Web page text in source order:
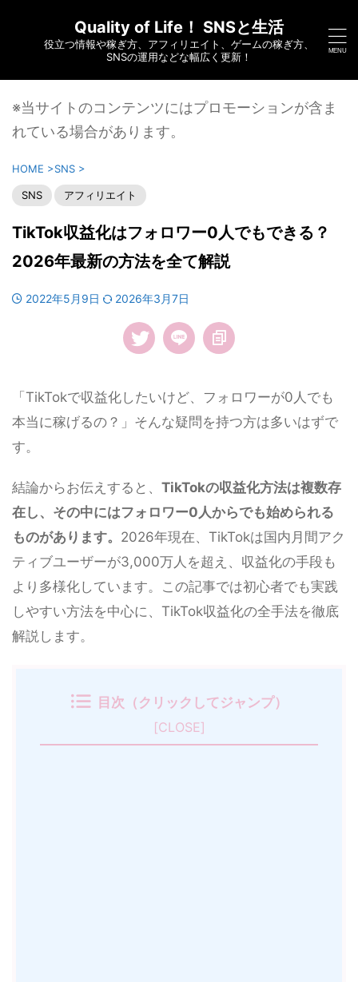
Quality of Life！ SNSと生活
役立つ情報や稼ぎ方、アフィリエイト、ゲームの稼ぎ方、
SNSの運用などな幅広く更新！
※当サイトのコンテンツにはプロモーションが含ま
れている場合があります。
HOME >SNS >
SNS アフィリエイト
TikTok収益化はフォロワー0人でもできる？
2026年最新の方法を全て解説
2022年5月9日 2026年3月7日
「TikTokで収益化したいけど、フォロワーが0人でも
本当に稼げるの？」そんな疑問を持つ方は多いはずで
す。
結論からお伝えすると、 TikTokの収益化方法は複数存
在し、その中にはフォロワー0人からでも始められる
ものがあります。 2026年現在、TikTokは国内月間アク
ティブユーザーが3,000万人を超え、収益化の手段も
より多様化しています。この記事では初心者でも実践
しやすい方法を中心に、TikTok収益化の全手法を徹底
解説します。
目次（クリックしてジャンプ）
[CLOSE]